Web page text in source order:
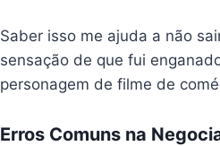
Saber isso me ajuda a não
sensação de que fui
personagem de filme de
Erros Comuns na